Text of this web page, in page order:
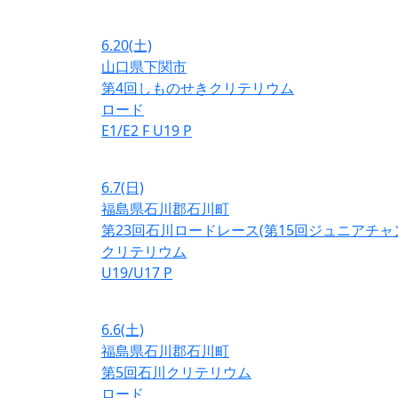
6.20(土)
山口県下関市
第4回しものせきクリテリウム
ロード
E1/E2 F U19 P
6.7(日)
福島県石川郡石川町
第23回石川ロードレース(第15回ジュニアチャ
クリテリウム
U19/U17 P
6.6(土)
福島県石川郡石川町
第5回石川クリテリウム
ロード